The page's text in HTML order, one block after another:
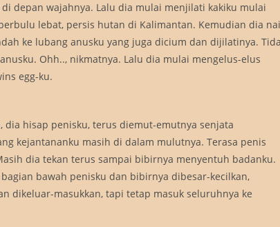
depan wajahnya. Lalu dia mulai menjilati kakiku mulai
lebat, persis hutan di Kalimantan. Kemudian dia
ke lubang anusku yang juga dicium dan dijilatinya.
Ohh.., nikmatnya. Lalu dia mulai mengelus-elus
egg-ku.
hisap penisku, terus diemut-emutnya senjata
kejantananku masih di dalam mulutnya. Terasa penis
dia tekan terus sampai bibirnya menyentuh badanku.
bawah penisku dan bibirnya dibesar-kecilkan,
dikeluar-masukkan, tapi tetap masuk seluruhnya ke